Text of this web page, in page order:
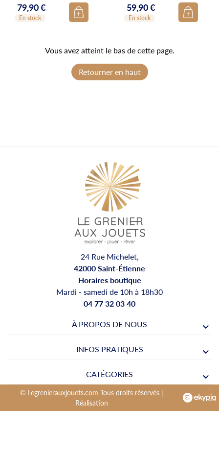
Prix
79,90 €
En stock
Prix
59,90 €
En stock
Vous avez atteint le bas de cette page.
Retourner en haut
24 Rue Michelet,
42000 Saint-Étienne
Horaires boutique
Mardi - samedi de 10h à 18h30
04 77 32 03 40
À PROPOS DE NOUS
INFOS PRATIQUES
CATÉGORIES
© Legrenierauxjouets.com Tous droits réservés |
Réalisation